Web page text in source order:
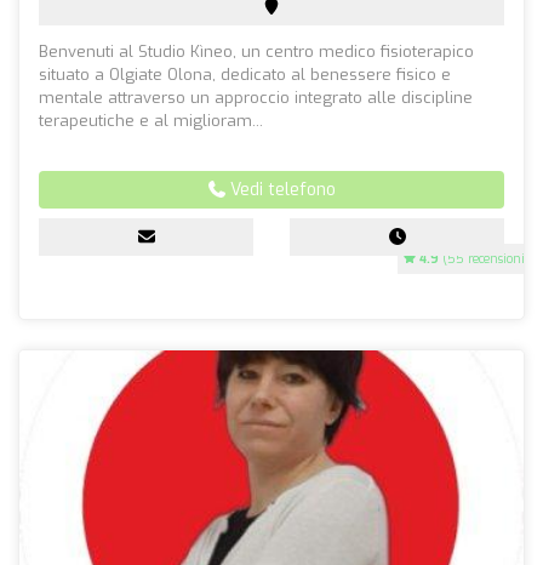
4.9 (55 recensioni)
Benvenuti al Studio Kìneo, un centro medico fisioterapico
situato a Olgiate Olona, dedicato al benessere fisico e
mentale attraverso un approccio integrato alle discipline
terapeutiche e al miglioram...
Vedi telefono